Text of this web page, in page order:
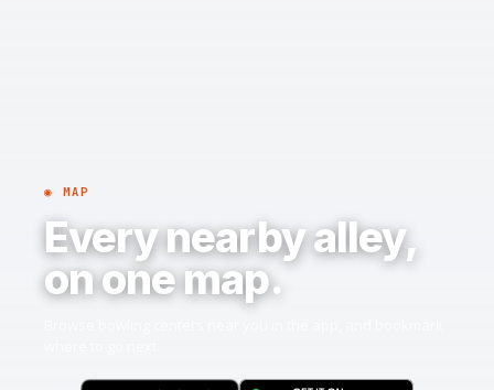
◉ MAP
Every nearby alley,
on one map.